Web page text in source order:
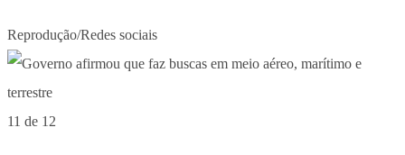
Reprodução/Redes sociais
11 de 12